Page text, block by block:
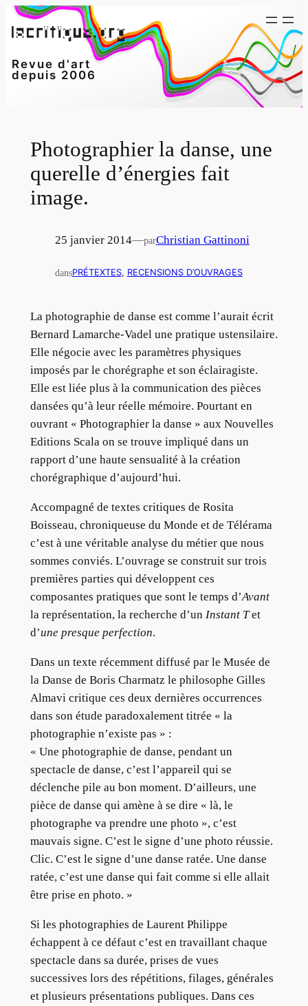
Aller
au
Revue d'art
depuis 2006
Photographier la danse, une
querelle d’énergies fait
image.
25 janvier 2014—parChristian Gattinoni
dansPRÉTEXTES, RECENSIONS D’OUVRAGES
La photographie de danse est comme l’aurait écrit
Bernard Lamarche-Vadel une pratique ustensilaire.
Elle négocie avec les paramètres physiques
imposés par le chorégraphe et son éclairagiste.
Elle est liée plus à la communication des pièces
dansées qu’à leur réelle mémoire. Pourtant en
ouvrant « Photographier la danse » aux Nouvelles
Editions Scala on se trouve impliqué dans un
rapport d’une haute sensualité à la création
chorégraphique d’aujourd’hui.
Accompagné de textes critiques de Rosita
Boisseau, chroniqueuse du Monde et de Télérama
c’est à une véritable analyse du métier que nous
sommes conviés. L’ouvrage se construit sur trois
premières parties qui développent ces
composantes pratiques que sont le temps d’Avant
la représentation, la recherche d’un Instant Tet
d’une presque perfection.
Dans un texte récemment diffusé par le Musée de
la Danse de Boris Charmatz le philosophe Gilles
Almavi critique ces deux dernières occurrences
dans son étude paradoxalement titrée « la
photographie n’existe pas » :
« Une photographie de danse, pendant un
spectacle de danse, c’est l’appareil qui se
déclenche pile au bon moment. D’ailleurs, une
pièce de danse qui amène à se dire « là, le
photographe va prendre une photo », c’est
mauvais signe. C’est le signe d’une photo réussie.
Clic. C’est le signe d’une danse ratée. Une danse
ratée, c’est une danse qui fait comme si elle allait
être prise en photo. »
Si les photographies de Laurent Philippe
échappent à ce défaut c’est en travaillant chaque
spectacle dans sa durée, prises de vues
successives lors des répétitions, filages, générales
et plusieurs présentations publiques. Dans ces